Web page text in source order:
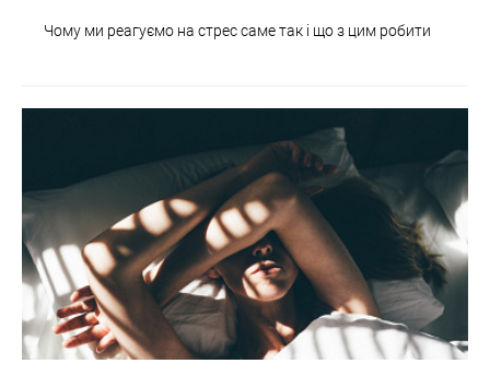
Чому ми реагуємо на стрес саме так і що з цим робити